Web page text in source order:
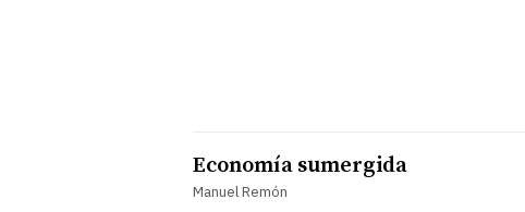
Economía sumergida
Manuel Remón